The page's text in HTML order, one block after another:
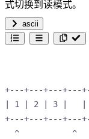
式切换到读模式。
ascii
+---+---+---
| 1 | 2 | 3
+---+---+---
^